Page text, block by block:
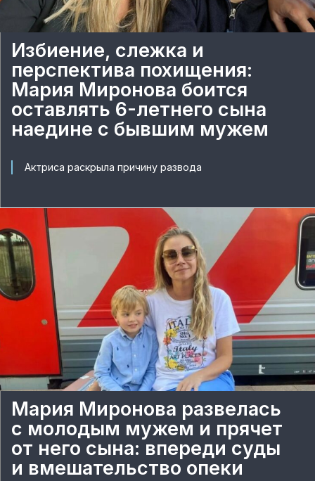
Избиение, слежка и
перспектива похищения:
Мария Миронова боится
оставлять 6-летнего сына
наедине с бывшим мужем
Актриса раскрыла причину развода
Мария Миронова развелась
с молодым мужем и прячет
от него сына: впереди суды
и вмешательство опеки